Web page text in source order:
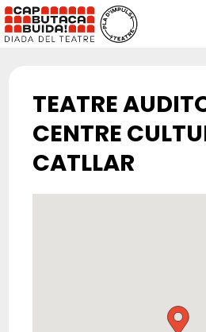
TEATRE
CENTRE
CATLLAR